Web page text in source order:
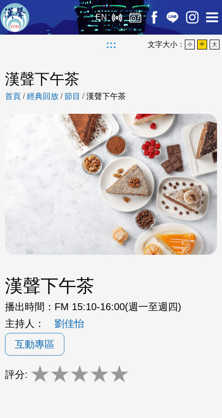
EN
::: 文字大小： 小 中 大
漢聲下午茶
首頁 /經典回放 /節目 /漢聲下午茶
漢聲下午茶
播出時間： FM 15:10-16:00(週一至週四)
主持人：
劉佳怡
互動專區
評分: ★★★★★